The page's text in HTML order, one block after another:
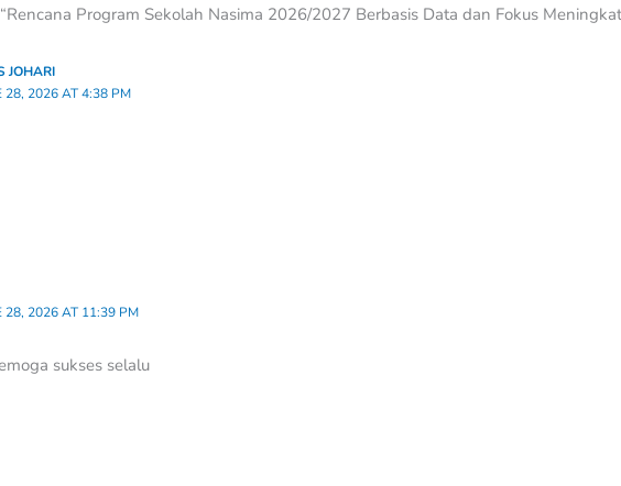
Program Sekolah Nasima 2026/2027 Berbasis Data dan Fokus
JOHARI
28, 2026 AT 4:38 PM
28, 2026 AT 11:39 PM
sukses selalu